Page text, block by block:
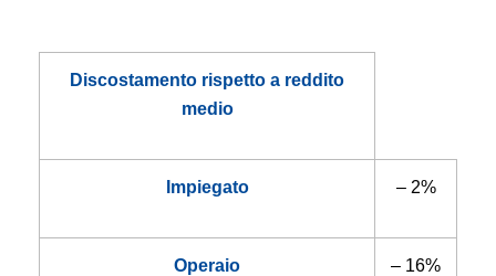
Discostamento rispetto a reddito
medio
Impiegato – 2%
Operaio – 16%